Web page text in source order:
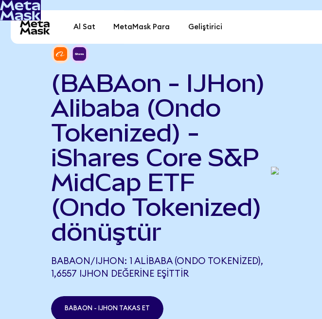
Al Sat MetaMask Para Geliştirici
(BABAon - IJHon)
Alibaba (Ondo
Tokenized) -
iShares Core S&P
MidCap ETF
(Ondo Tokenized)
dönüştür
BABAON/IJHON: 1 ALIBABA (ONDO TOKENIZED),
1,6557 IJHON DEĞERINE EŞITTIR
BABAON - IJHON TAKAS ET